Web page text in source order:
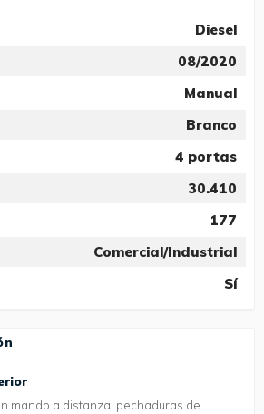
Diesel
08/2020
Manual
Branco
4 portas
30.410
177
Comercial/Industrial
Sí
mando a distanza, pechaduras de